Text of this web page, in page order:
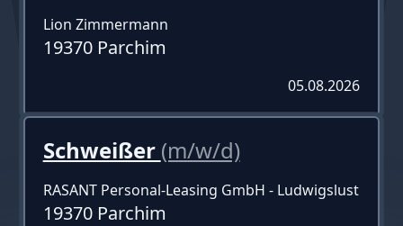
Lion Zimmermann
19370 Parchim
05.08.2026
Schweißer (m/w/d)
RASANT Personal-Leasing GmbH - Ludwigslust
19370 Parchim